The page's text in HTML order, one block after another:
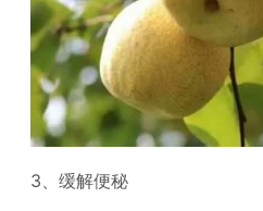
3、缓解便秘